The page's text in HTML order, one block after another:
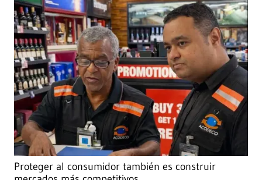
Proteger al consumidor también es construir